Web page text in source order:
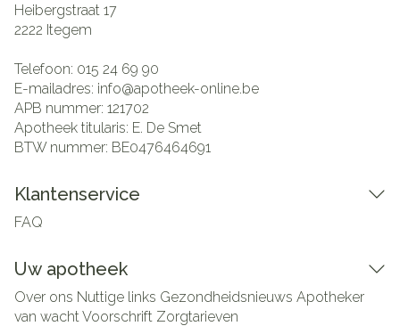
Heibergstraat 17
2222 Itegem
Telefoon: 015 24 69 90
E-mailadres: info@apotheek-online.be
APB nummer: 121702
Apotheek titularis: E. De Smet
BTW nummer: BE0476464691
Klantenservice
FAQ
Uw apotheek
Over ons Nuttige links Gezondheidsnieuws Apotheker
van wachtVoorschrift Zorgtarieven